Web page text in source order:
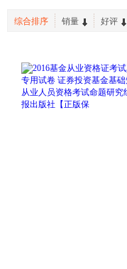
综合排序 销量 好评